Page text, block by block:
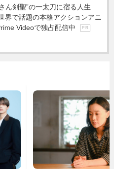
ん剣聖”の一太刀に宿る人生
で話題の本格アクションアニ
Videoで独占配信中
P R